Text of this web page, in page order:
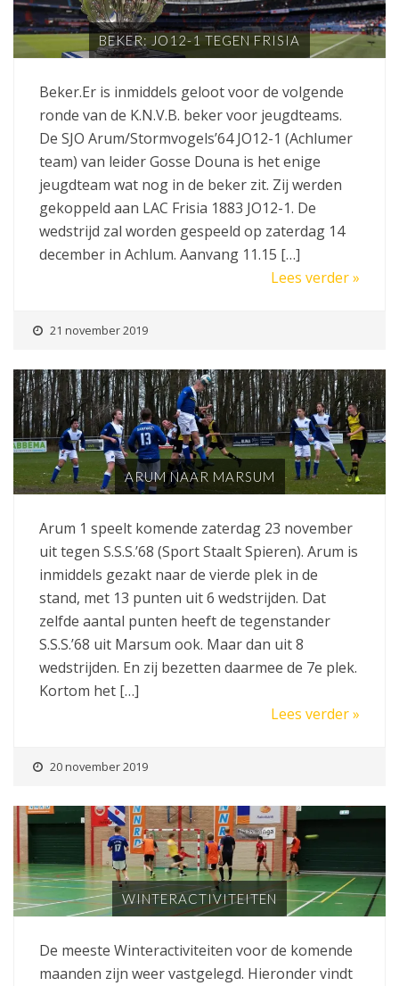
BEKER: JO12-1 TEGEN FRISIA
Beker.Er is inmiddels geloot voor de volgende
ronde van de K.N.V.B. beker voor jeugdteams.
De SJO Arum/Stormvogels’64 JO12-1 (Achlumer
team) van leider Gosse Douna is het enige
jeugdteam wat nog in de beker zit. Zij werden
gekoppeld aan LAC Frisia 1883 JO12-1. De
wedstrijd zal worden gespeeld op zaterdag 14
december in Achlum. Aanvang 11.15 […]
Lees verder »
21 november 2019
ARUM NAAR MARSUM
Arum 1 speelt komende zaterdag 23 november
uit tegen S.S.S.’68 (Sport Staalt Spieren). Arum is
inmiddels gezakt naar de vierde plek in de
stand, met 13 punten uit 6 wedstrijden. Dat
zelfde aantal punten heeft de tegenstander
S.S.S.’68 uit Marsum ook. Maar dan uit 8
wedstrijden. En zij bezetten daarmee de 7e plek.
Kortom het […]
Lees verder »
20 november 2019
WINTERACTIVITEITEN
De meeste Winteractiviteiten voor de komende
maanden zijn weer vastgelegd. Hieronder vindt